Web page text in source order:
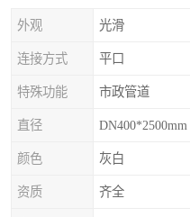
外观 光滑
连接方式 平口
特殊功能 市政管道
直径 DN400*2500mm
颜色 灰白
资质 齐全